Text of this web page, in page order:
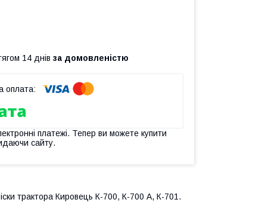
14 днів за домовленістю
платежі. Тепер ви можете купити
сайту.
трактора Кировець К-700, К-700 А, К-701.